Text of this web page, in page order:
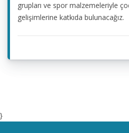
grupları ve spor malzemeleriyle
gelişimlerine katkıda bulunacağız.
}